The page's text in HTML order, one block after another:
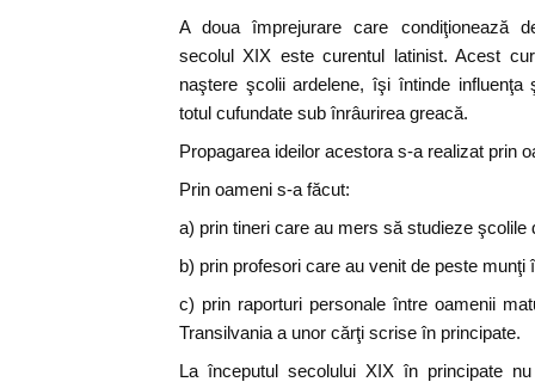
A doua împrejurare care condiţionează
secolul XIX este curentul latinist. Acest
naştere şcolii ardelene, îşi întinde
totul cufundate sub înrâurirea greacă.
Propagarea ideilor acestora s-a realizat prin
Prin oameni s-a făcut:
a) prin tineri care au mers să studieze şcolile
b) prin profesori care au venit de peste munţi
c) prin raporturi personale între oamenii
Transilvania a unor cărţi scrise în principate.
La începutul secolului XIX în principate